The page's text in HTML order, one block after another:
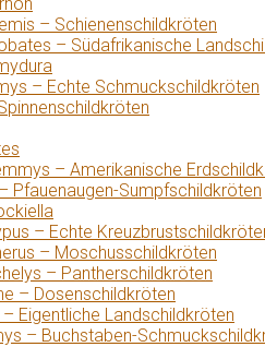
– Schienenschildkröten
– Südafrikanische
– Echte Schmuckschildkröten
– Amerikanische
Pfauenaugen-Sumpfschildkröten
– Echte
– Moschusschildkröten
– Pantherschildkröten
– Dosenschildkröten
Eigentliche Landschildkröten
– Buchstaben-